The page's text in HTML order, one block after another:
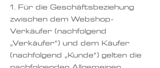
1. Für die Geschäftsbeziehung
zwischen dem Webshop-
Verkäufer (nachfolgend
„Verkäufer“) und dem Käufer
(nachfolgend „Kunde“) gelten die